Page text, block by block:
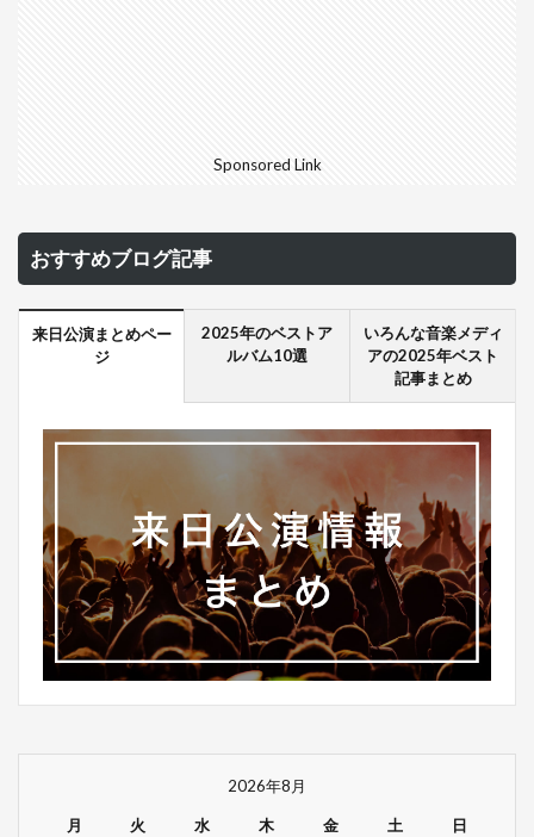
Sponsored Link
おすすめブログ記事
来日公演まとめペー
ジ
2025年のベストア
ルバム10選
いろんな音楽メディ
アの2025年ベスト
記事まとめ
2026年8月
月 火 水 木 金 土 日